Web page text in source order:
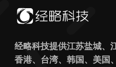
经略科技提供江苏盐城、
香港、台湾、韩国、美国